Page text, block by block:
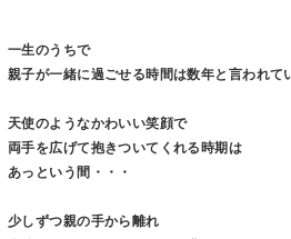
一生のうちで
親子が一緒に過ごせる時間は数年と言われて
天使のようなかわいい笑顔で
両手を広げて抱きついてくれる時期は
あっという間・・・
少しずつ親の手から離れ